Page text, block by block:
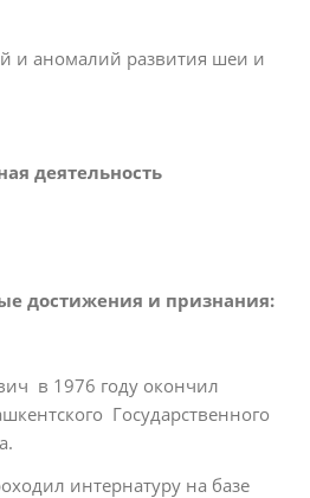
и аномалий развития шеи и
деятельность
достижения и признания:
в 1976 году окончил
Государственного
интернатуру на базе